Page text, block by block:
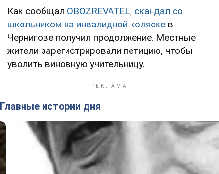
Как сообщал OBOZREVATEL, скандал со
школьником на инвалидной коляске в
Чернигове получил продолжение. Местные
жители зарегистрировали петицию, чтобы
уволить виновную учительницу.
Главные истории дня